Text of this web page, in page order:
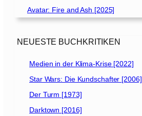
Avatar: Fire and Ash [2025]
NEUESTE BUCHKRITIKEN
Medien in der Klima-Krise [2022]
Star Wars: Die Kundschafter [2006]
Der Turm [1973]
Darktown [2016]